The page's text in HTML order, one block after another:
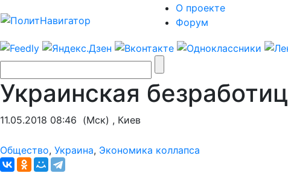
О проекте
Форум
Украинская
11.05.2018 08:46 (Мск) , Киев
Общество, Украина, Экономика коллапса